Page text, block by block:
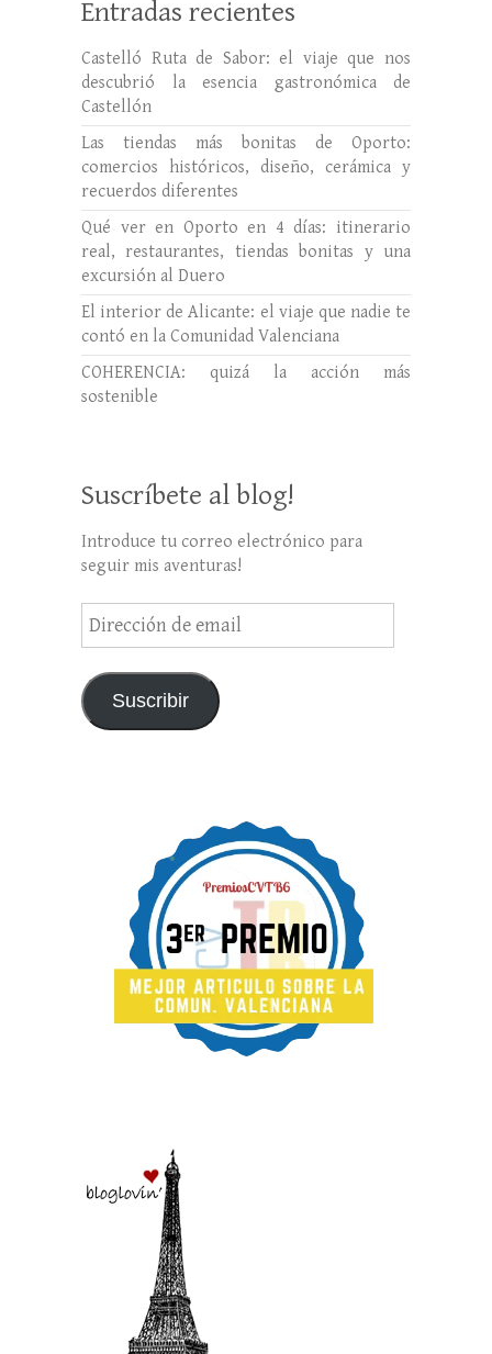
Entradas recientes
Castelló Ruta de Sabor: el viaje que nos
descubrió la esencia gastronómica de
Castellón
Las tiendas más bonitas de Oporto:
comercios históricos, diseño, cerámica y
recuerdos diferentes
Qué ver en Oporto en 4 días: itinerario
real, restaurantes, tiendas bonitas y una
excursión al Duero
El interior de Alicante: el viaje que nadie te
contó en la Comunidad Valenciana
COHERENCIA: quizá la acción más
sostenible
Suscríbete al blog!
Introduce tu correo electrónico para
seguir mis aventuras!
Dirección
de
Suscribir